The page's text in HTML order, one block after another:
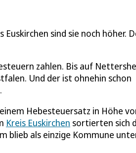
sind sie noch höher.
zahlen. Bis auf
Und der ist ohnehin schon
Hebesteuersatz in Höhe
Kreis Euskirchen sortierten sich
blieb als einzige Kommune